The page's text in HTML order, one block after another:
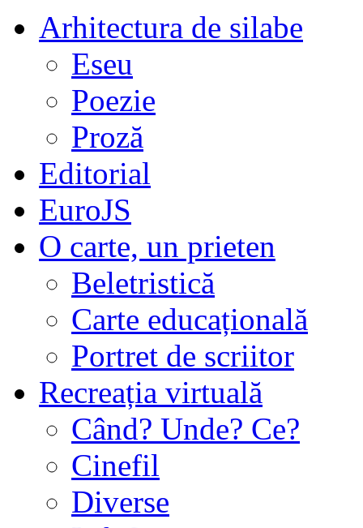
Arhitectura de silabe
Eseu
Poezie
Proză
Editorial
EuroJS
O carte, un prieten
Beletristică
Carte educațională
Portret de scriitor
Recreația virtuală
Când? Unde? Ce?
Cinefil
Diverse